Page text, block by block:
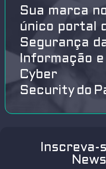
Sua marca
único portal
Segurança
Informação e
Cyber
Security do
Inscreva-